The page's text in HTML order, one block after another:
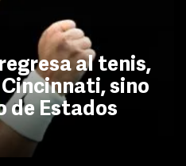
al tenis,
sino
de Estados